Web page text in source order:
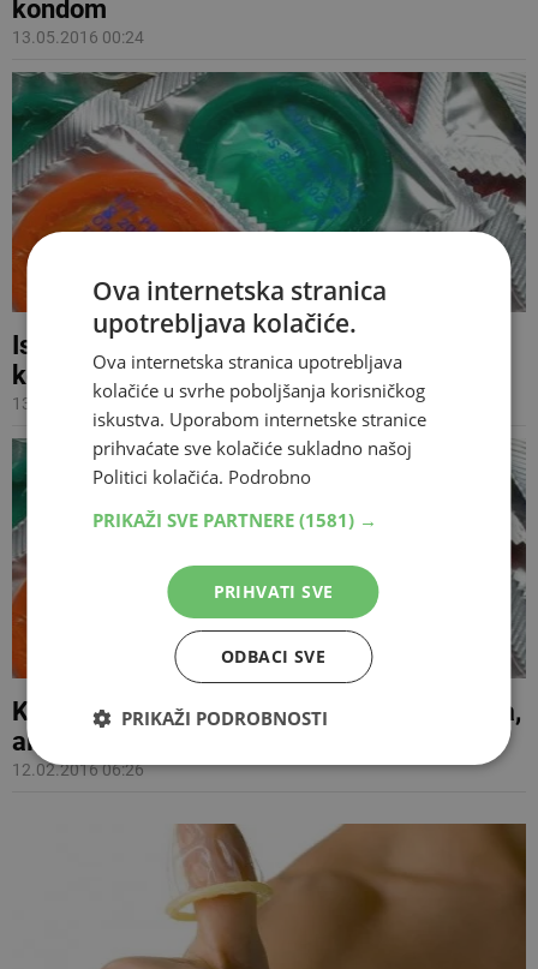
kondom
13.05.2016 00:24
Istraživanje pokazalo zašto ne koristimo
kondome
13.04.2016 13:03
Kondomi budućnosti: Bit će tanki kao dlaka,
ali neprobojniji i sigurniji nego ikad
12.02.2016 06:26
Ova internetska stranica
upotrebljava kolačiće.
Ova internetska stranica upotrebljava
kolačiće u svrhe poboljšanja korisničkog
iskustva. Uporabom internetske stranice
prihvaćate sve kolačiće sukladno našoj
Politici kolačića. Podrobno
PRIKAŽI SVE PARTNERE (1581) →
PRIHVATI SVE
ODBACI SVE
PRIKAŽI PODROBNOSTI